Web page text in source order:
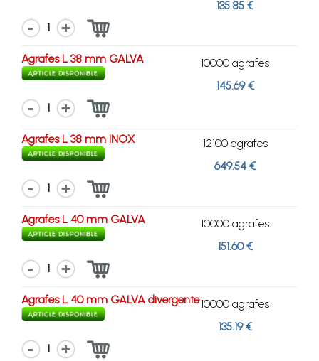
135.85 €
1
Agrafes L 38 mm GALVA
10000 agrafes
145.69 €
1
Agrafes L 38 mm INOX
12100 agrafes
649.54 €
1
Agrafes L 40 mm GALVA
10000 agrafes
151.60 €
1
Agrafes L 40 mm GALVA divergente10000 agrafes
135.19 €
1